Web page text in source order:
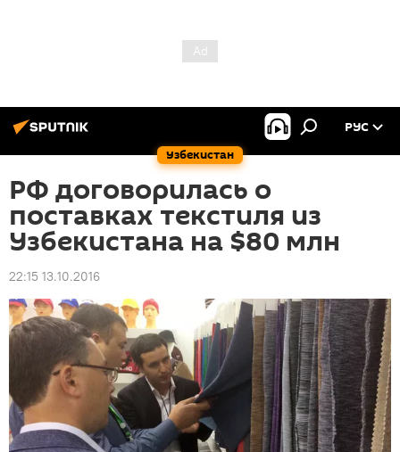
Узбекистан
РУС
РФ договорилась о
поставках текстиля из
Узбекистана на $80 млн
22:15 13.10.2016